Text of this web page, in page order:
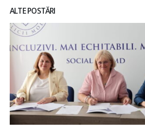
ALTE POSTĂRI